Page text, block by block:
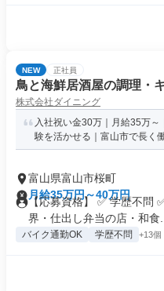
NEW 正社員
鳥と海鮮居酒屋の調理・
株式会社ダイニング
入社祝い金30万｜月給35万
験を活かせる｜富山市で長く
富山県富山市桜町
月給35万円～40万円
【応募資格】 ✅ 学歴不問
界・仕出し弁当の店・和食...
バイク通勤OK 学歴不問 +13個